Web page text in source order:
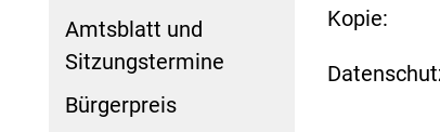
Amtsblatt und
Sitzungstermine
Bürgerpreis
Kopie: